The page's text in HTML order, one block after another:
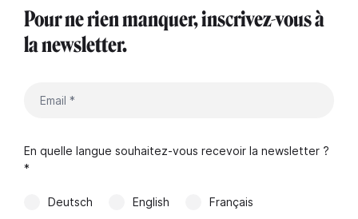
Pour ne rien manquer, inscrivez-vous à
la newsletter.
En quelle langue souhaitez-vous recevoir la newsletter ?
*
Deutsch English Français